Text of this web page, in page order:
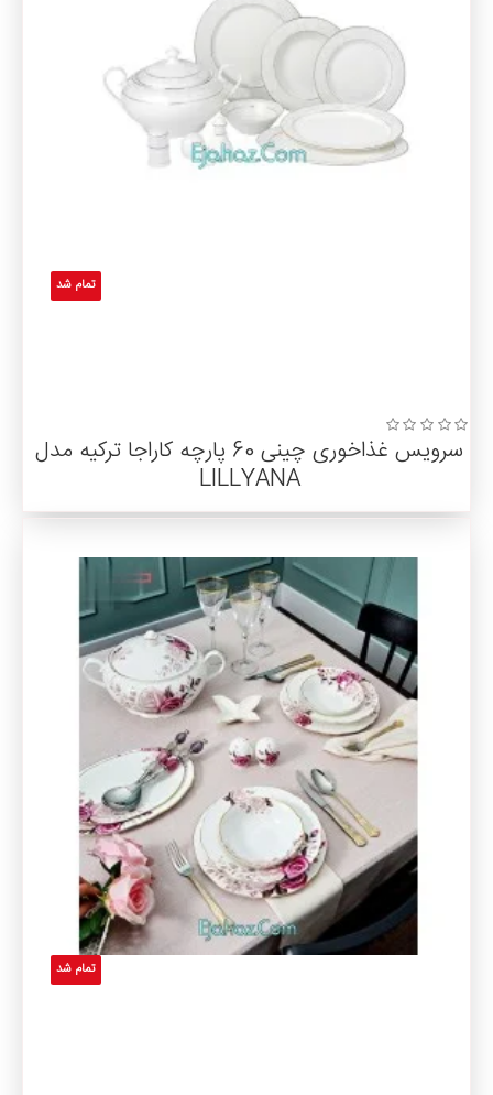
تمام شد
سرویس غذاخوری چینی 60 پارچه کاراجا ترکیه مدل
LILLYANA
تمام شد